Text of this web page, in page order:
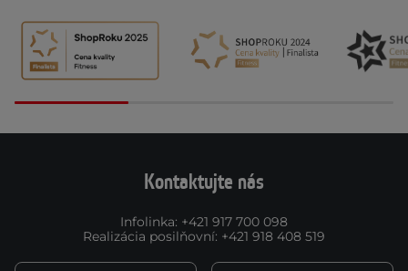
Kontaktujte nás
Infolinka: +421 917 700 098
Realizácia posilňovní: +421 918 408 519